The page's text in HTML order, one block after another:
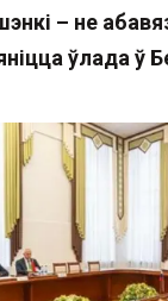
– не
ўлада ў